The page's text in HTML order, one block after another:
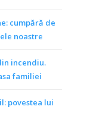
cumpără de
noastre
incendiu.
familiei
povestea lui